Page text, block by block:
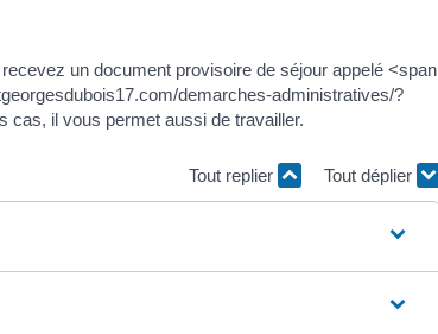
un document provisoire de séjour appelé <span
demarches-administratives/?
cas, il vous permet aussi de travailler.
Tout replier Tout déplier